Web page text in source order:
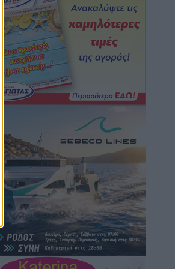
Επιμένουν οι υψηλές
– Ισχυρά μελτέμια έως 9
σε «Red Code» 6 περιοχές
Ειδήσεις• πριν 4 ώρες
ενοίκια «τινάζουν στον
• πριν 4 ώρες
ξενώνες παραδόθηκαν στις
Δυνάμεις στη νήσο Ρω
Ειδήσεις πριν 5 ώρες
η έξοδος του Αυγούστου –
34.000 αναχωρούν σήμερα
τον Πειραιά